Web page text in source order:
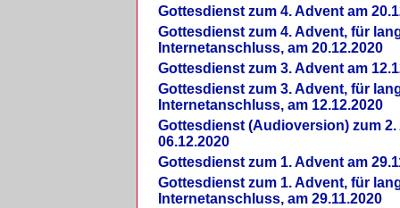
Gottesdienst zum 4. Advent am
Gottesdienst zum 4. Advent, für
Internetanschluss, am 20.12.2020
Gottesdienst zum 3. Advent am
Gottesdienst zum 3. Advent, für
Internetanschluss, am 12.12.2020
Gottesdienst (Audioversion) zum 2.
06.12.2020
Gottesdienst zum 1. Advent am
Gottesdienst zum 1. Advent, für
Internetanschluss, am 29.11.2020